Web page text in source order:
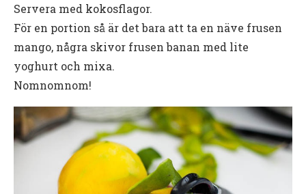
Servera med kokosflagor.
För en portion så är det bara att ta en näve frusen
mango, några skivor frusen banan med lite
yoghurt och mixa.
Nomnomnom!